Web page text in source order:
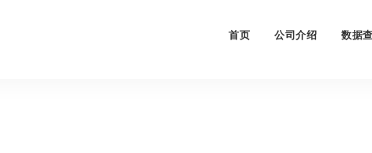
首页 公司介绍 数据